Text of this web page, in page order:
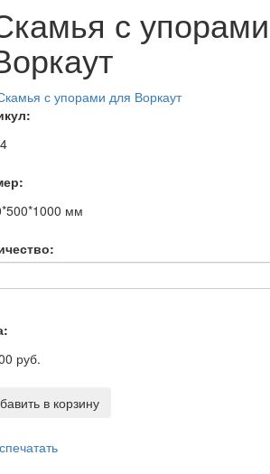
с
мм
руб.
в корзину